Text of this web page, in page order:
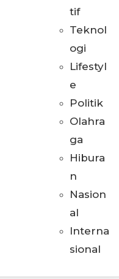
tif
Teknol
ogi
Lifestyl
e
Politik
Olahra
ga
Hibura
n
Nasion
al
Interna
sional